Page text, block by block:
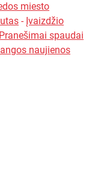
miesto
- Įvaizdžio
spaudai
naujienos